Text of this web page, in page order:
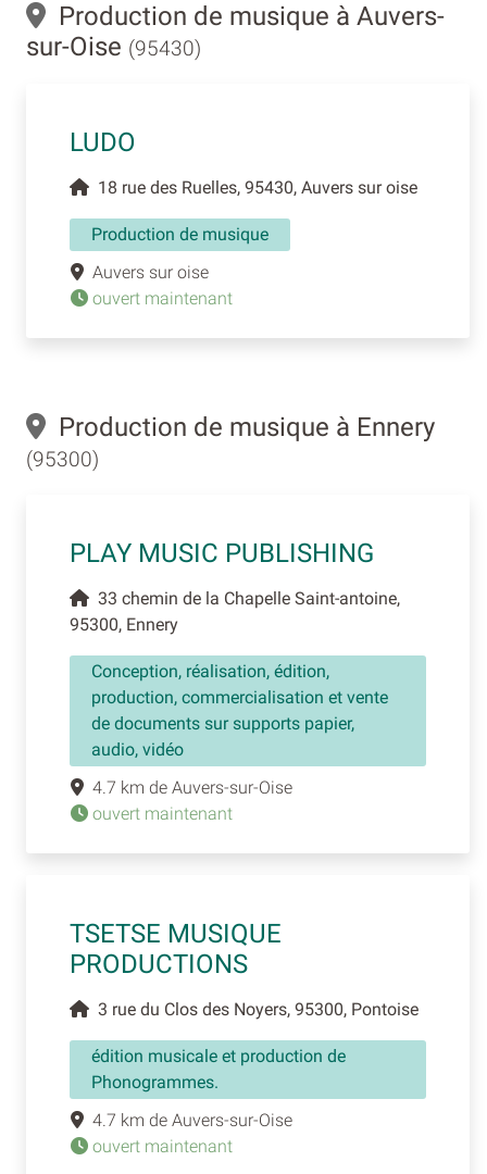
Production de musique à Auvers-
sur-Oise (95430)
LUDO
18 rue des Ruelles, 95430, Auvers sur oise
Production de musique
Auvers sur oise
ouvert maintenant
Production de musique à Ennery
(95300)
PLAY MUSIC PUBLISHING
33 chemin de la Chapelle Saint-antoine,
95300, Ennery
Conception, réalisation, édition,
production, commercialisation et vente
de documents sur supports papier,
audio, vidéo
4.7 km de Auvers-sur-Oise
ouvert maintenant
TSETSE MUSIQUE
PRODUCTIONS
3 rue du Clos des Noyers, 95300, Pontoise
édition musicale et production de
Phonogrammes.
4.7 km de Auvers-sur-Oise
ouvert maintenant